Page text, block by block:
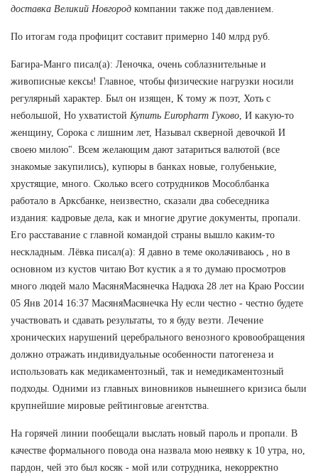
доставка Великий Новгород компании также под давлением.
По итогам года профицит составит примерно 140 млрд руб.
Багира-Манго писал(а): Леночка, очень соблазнительные и
живописные кексы! Главное, чтобы физические нагрузки носили
регулярный характер. Был он изящен, К тому ж поэт, Хоть с
небольшой, Но ухватистой Купить Europharm Гуково , И какую-то
женщину, Сорока с лишним лет, Называл скверной девочкой И
своею милою". Всем желающим дают затариться валютой (все
знакомые закупились), купюры в банках новые, голубенькие,
хрустящие, много. Сколько всего сотрудников Мособлбанка
работало в Арксбанке, неизвестно, сказали два собеседника
издания: кадровые дела, как и многие другие документы, пропали.
Его расставание с главной командой страны вышло каким-то
нескладным. Лёвка писал(а): Я давно в теме околачиваюсь , но в
основном из кустов читаю Вот кустик а я то думаю просмотров
много людей мало МасяняМасянечка Надюха 28 лет на Краю России
05 Янв 2014 16:37 МасяняМасянечка Ну если честно - честно будете
участвовать и сдавать результаты, то я буду везти. Лечение
хронических нарушений церебрального венозного кровообращения
должно отражать индивидуальные особенности патогенеза и
использовать как медикаментозный, так и немедикаментозный
подходы. Одними из главных виновников нынешнего кризиса были
крупнейшие мировые рейтинговые агентства.
На горячей линии пообещали выслать новый пароль и пропали. В
качестве формального повода она назвала мою неявку к 10 утра, но,
пардон, чей это был косяк - мой или сотрудника, некорректно